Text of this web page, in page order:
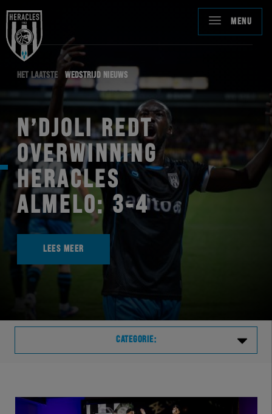
MENU
HET LAATSTE WEDSTRIJD NIEUWS
N’DJOLI REDT
OVERWINNING
HERACLES
ALMELO: 3-4
LEES MEER
CATEGORIE:
VVVHER